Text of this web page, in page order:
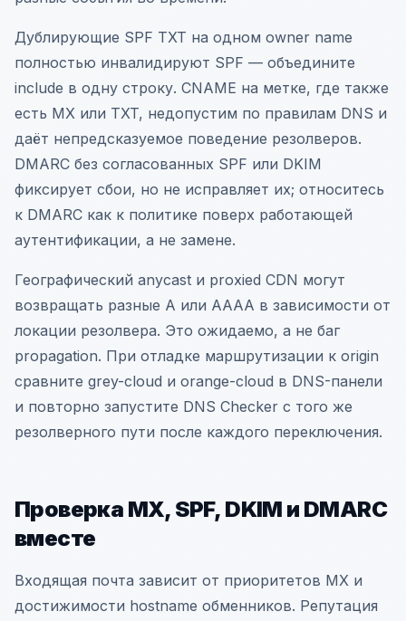
Дублирующие SPF TXT на одном owner name
полностью инвалидируют SPF — объедините
include в одну строку. CNAME на метке, где также
есть MX или TXT, недопустим по правилам DNS и
даёт непредсказуемое поведение резолверов.
DMARC без согласованных SPF или DKIM
фиксирует сбои, но не исправляет их; относитесь
к DMARC как к политике поверх работающей
аутентификации, а не замене.
Географический anycast и proxied CDN могут
возвращать разные A или AAAA в зависимости от
локации резолвера. Это ожидаемо, а не баг
propagation. При отладке маршрутизации к origin
сравните grey-cloud и orange-cloud в DNS-панели
и повторно запустите DNS Checker с того же
резолверного пути после каждого переключения.
Проверка MX, SPF, DKIM и DMARC
вместе
Входящая почта зависит от приоритетов MX и
достижимости hostname обменников. Репутация